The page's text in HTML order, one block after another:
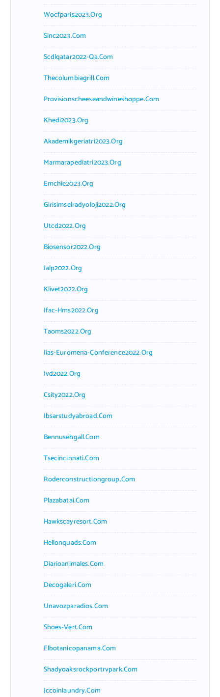
Wocfparis2023.org
Sinc2023.com
Scdlqatar2022-Qa.com
Thecolumbiagrill.com
Provisionscheeseandwineshoppe.com
Khedi2023.org
Akademikgeriatri2023.org
Marmarapediatri2023.org
Emchie2023.org
Girisimselradyoloji2022.org
Utcd2022.org
Biosensor2022.org
Ialp2022.org
Klivet2022.org
Ifac-Hms2022.org
Taoms2022.org
Iias-Euromena-Conference2022.org
Ivd2022.org
Csity2022.org
Ibsarstudyabroad.com
Bennusehgall.com
Tsecincinnati.com
Roderconstructiongroup.com
Plazabatai.com
Hawkscayresort.com
Hellonquads.com
Diarioanimales.com
Decogaleri.com
Unavozparadios.com
Shoes-Vert.com
Elbotanicopanama.com
Shadyoaksrockportrvpark.com
Jccoinlaundry.com